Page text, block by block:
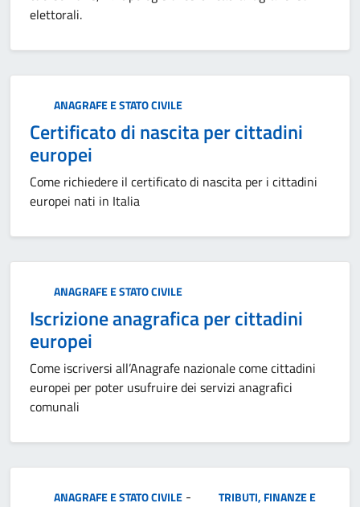
elettorali.
Categoria:
ANAGRAFE E STATO CIVILE
Certificato di nascita per cittadini
europei
Come richiedere il certificato di nascita per i cittadini
europei nati in Italia
Categoria:
ANAGRAFE E STATO CIVILE
Iscrizione anagrafica per cittadini
europei
Come iscriversi all’Anagrafe nazionale come cittadini
europei per poter usufruire dei servizi anagrafici
comunali
Categoria:
ANAGRAFE E STATO CIVILE -
TRIBUTI, FINANZE E